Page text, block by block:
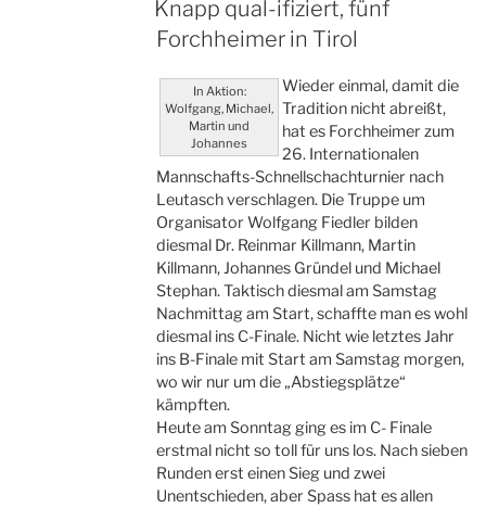
Knapp qual-ifiziert, fünf
Forchheimer in Tirol
In Aktion:
Wolfgang, Michael,
Martin und
Johannes
Wieder einmal, damit die
Tradition nicht abreißt,
hat es Forchheimer zum
26. Internationalen
Mannschafts-Schnellschachturnier nach
Leutasch verschlagen. Die Truppe um
Organisator Wolfgang Fiedler bilden
diesmal Dr. Reinmar Killmann, Martin
Killmann, Johannes Gründel und Michael
Stephan. Taktisch diesmal am Samstag
Nachmittag am Start, schaffte man es wohl
diesmal ins C-Finale. Nicht wie letztes Jahr
ins B-Finale mit Start am Samstag morgen,
wo wir nur um die „Abstiegsplätze“
kämpften.
Heute am Sonntag ging es im C- Finale
erstmal nicht so toll für uns los. Nach sieben
Runden erst einen Sieg und zwei
Unentschieden, aber Spass hat es allen